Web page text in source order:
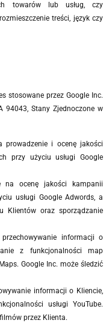
towarów lub usług, czy
treści, język czy
stosowane przez Google Inc.
94043, Stany Zjednoczone w
prowadzenie i ocenę jakości
przy użyciu usługi Google
na ocenę jakości kampanii
usługi Google Adwords, a
Klientów oraz sporządzanie
informacji o
z funkcjonalności map
Google Inc. może śledzić
informacji o Kliencie,
usługi YouTube.
przez Klienta.